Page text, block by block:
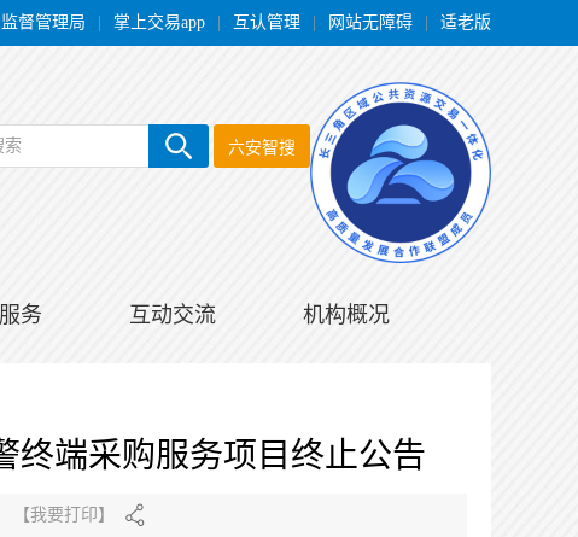
督管理局 掌上交易app 互认管理 网站无障碍 适老版
索 六安智搜
务 互动交流 机构概况
终端采购服务项目终止公告
【我要打印】